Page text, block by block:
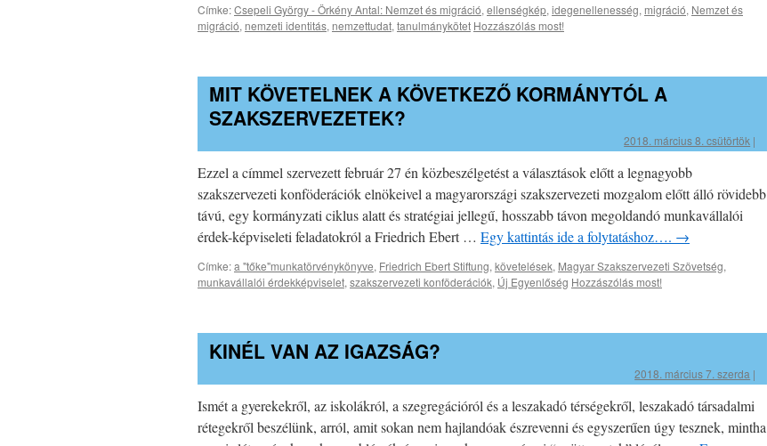
Címke:Csepeli György - Örkény Antal: Nemzet és migráció, ellenségkép, idegenellenesség, migráció, Nemzet és
migráció, nemzeti identitás, nemzettudat, tanulmánykötet Hozzászólás most!
MIT KÖVETELNEK A KÖVETKEZŐ KORMÁNYTÓL A
SZAKSZERVEZETEK?
2018. március 8. csütörtök |
Ezzel a címmel szervezett február 27 én közbeszélgetést a választások előtt a legnagyobb
szakszervezeti konföderációk elnökeivel a magyarországi szakszervezeti mozgalom előtt álló rövidebb
távú, egy kormányzati ciklus alatt és stratégiai jellegű, hosszabb távon megoldandó munkavállalói
érdek-képviseleti feladatokról a Friedrich Ebert … Egy kattintás ide a folytatáshoz…. →
Címke:a "tőke"munkatörvénykönyve, Friedrich Ebert Stiftung, követelések, Magyar Szakszervezeti Szövetség,
munkavállalói érdekképviselet, szakszervezeti konföderációk, Új Egyenlőség Hozzászólás most!
KINÉL VAN AZ IGAZSÁG?
2018. március 7. szerda |
Ismét a gyerekekről, az iskolákról, a szegregációról és a leszakadó térségekről, leszakadó társadalmi
rétegekről beszélünk, arról, amit sokan nem hajlandóak észrevenni és egyszerűen úgy tesznek, mintha